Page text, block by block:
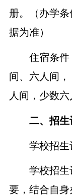
册。
（办学
据为准）
住宿条件
间、六人间
人间 ， 少数六
二、 招生
学校招生
学校招
要，结合自